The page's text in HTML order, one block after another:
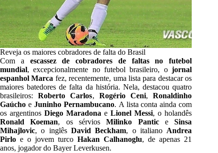
Reveja os maiores cobradores de falta do Brasil
Com a escassez de cobradores de faltas no futebol
mundial, excepcionalmente no futebol brasileiro, ojornal
espanhol Marca fez, recentemente, umalista para destacar os
maiores batedores de falta da história. Nela, destacou quatro
brasileiros:Roberto Carlos, Rogério Ceni,Ronaldinho
Gaúcho e Juninho Pernambucano. A lista conta ainda com
os argentinosDiego Maradona eLionel Messi, o holandês
Ronald Koeman, os sérviosMilinko PanticeSinsa
Mihajlovic, o inglês David Beckham, o italiano Andrea
Pirlo e o jovem turcoHakan Calhanoglu, de apenas 21
anos, jogador do Bayer Leverkusen.